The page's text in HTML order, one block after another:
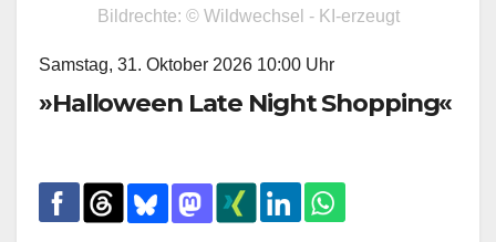
Bildrechte: © Wildwechsel - KI-erzeugt
Samstag, 31. Oktober 2026 10:00 Uhr
»Halloween Late Night Shopping«